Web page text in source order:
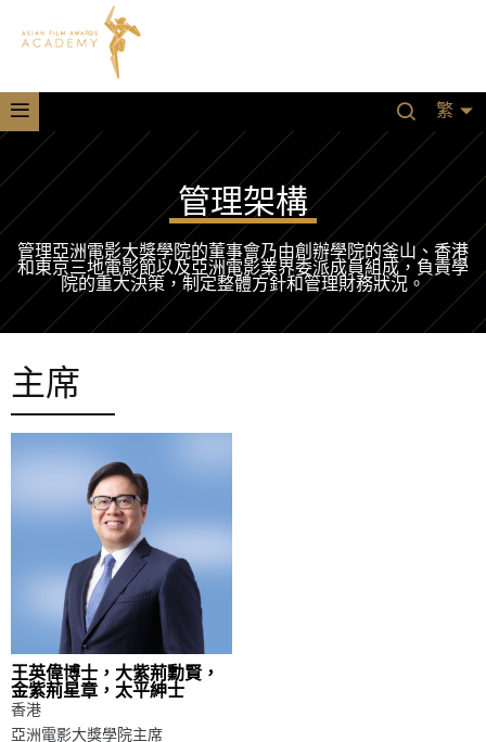
繁
管理架構
管理亞洲電影大獎學院的董事會乃由創辦學院的釜山、香港
和東京三地電影節以及亞洲電影業界委派成員組成，負責學
院的重大決策，制定整體方針和管理財務狀況。
主席
王英偉博士，大紫荊勳賢，
金紫荊星章，太平紳士
香港
亞洲電影大獎學院主席